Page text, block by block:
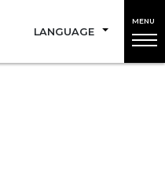
LANGUAGE
MENU